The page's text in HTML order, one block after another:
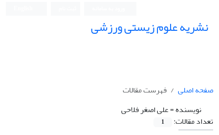
نشریه علوم زیستی ورزشی
صفحه اصلی
فهرست مقالات
نویسنده =علی اصغر فلاحی
تعداد مقالات:
1